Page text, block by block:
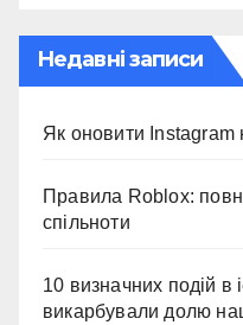
Недавні записи
Як оновити Instagram
Правила Roblox:
спільноти
10 визначних подій в
викарбували долю